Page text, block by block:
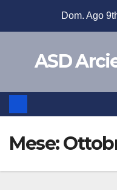
Dom. Ago
ASD
Mese: